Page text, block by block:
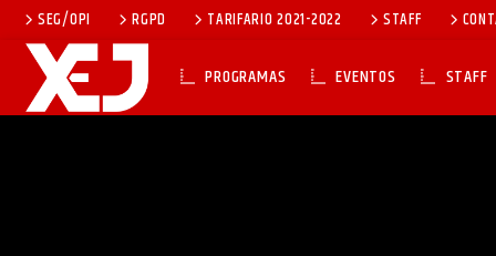
SEG/OPI RGPD TARIFARIO 2021-2022 STAFF
PROGRAMAS EVENTOS STAFF